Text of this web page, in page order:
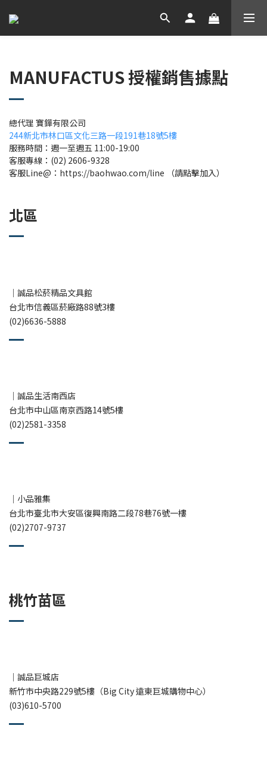
MANUFACTUS 授權銷售據點
總代理 寶鏵有限公司
244新北市林口區文化三路一段191巷18號5樓
服務時間：週一至週五 11:00-19:00
客服專線：(02) 2606-9328
客服Line@：https://baohwao.com/line （請點擊加入）
北區
｜誠品松菸精品文具館
台北市信義區菸廠路88號3樓
(02)6636-5888
｜誠品生活南西店
台北市中山區南京西路14號5樓
(02)2581-3358
｜小品雅集
台北市臺北市大安區復興南路二段78巷76號一樓
(02)2707-9737
桃竹苗區
｜誠品巨城店
新竹市中央路229號5樓（Big City 遠東巨城購物中心）
(03)610-5700